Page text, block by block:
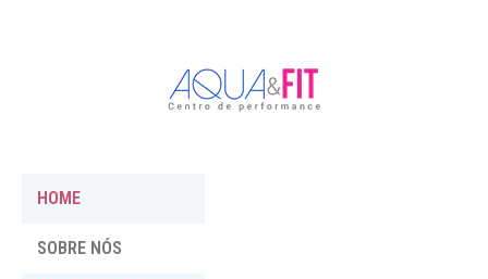
HOME
SOBRE NÓS